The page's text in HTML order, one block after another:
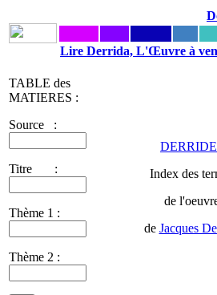
Lire Derrida, L'Œuvre à
TABLE des
MATIERES :
Source :
Titre :
Thème 1 :
Thème 2 :
Index des
de
de Jacques